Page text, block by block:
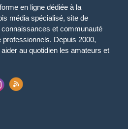
en ligne dédiée à la
média spécialisé, site de
et communauté
Depuis 2000,
au quotidien les amateurs et